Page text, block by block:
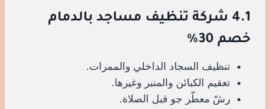
4.1 شركة تنظيف مساجد بالدمام
خصم 30%
تنظيف السجاد الداخلي والممرات.
تعقيم الكبائن والمنبر وغيرها.
رشّ معطّر جو قبل الصلاة.